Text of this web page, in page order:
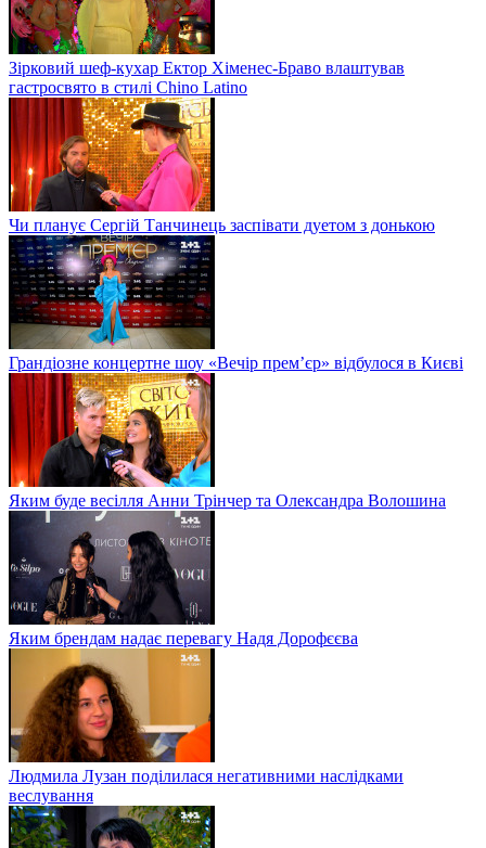
Зірковий шеф-кухар Ектор Хіменес-Браво влаштував
гастросвято в стилі Chino Latino
Чи планує Сергій Танчинець заспівати дуетом з донькою
Грандіозне концертне шоу «Вечір прем’єр» відбулося в Києві
Яким буде весілля Анни Трінчер та Олександра Волошина
Яким брендам надає перевагу Надя Дорофєєва
Людмила Лузан поділилася негативними наслідками
веслування